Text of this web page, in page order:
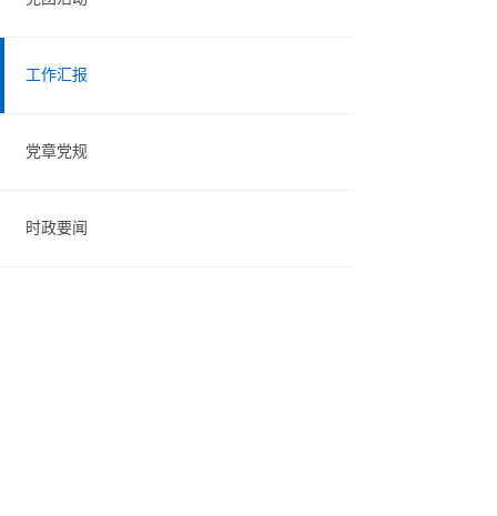
工作汇报
党章党规
时政要闻